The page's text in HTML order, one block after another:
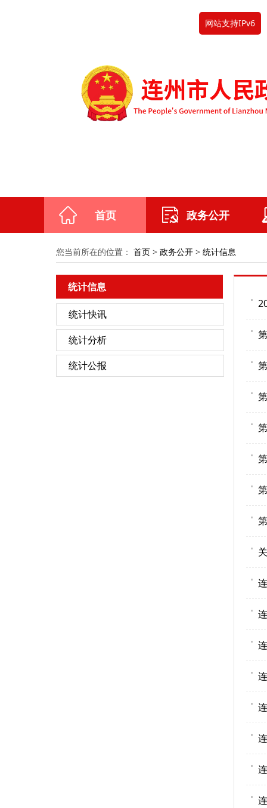
网站支持IPv6
首页 政务公开
您当前所在的位置： 首页 > 政务公开 > 统计信息
统计信息
统计快讯
统计分析
统计公报